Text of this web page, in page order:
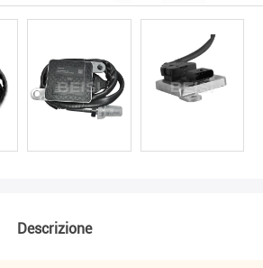
Descrizione